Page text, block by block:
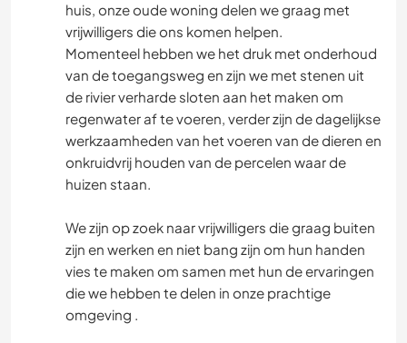
huis, onze oude woning delen we graag met
vrijwilligers die ons komen helpen.
Momenteel hebben we het druk met onderhoud
van de toegangsweg en zijn we met stenen uit
de rivier verharde sloten aan het maken om
regenwater af te voeren, verder zijn de dagelijkse
werkzaamheden van het voeren van de dieren en
onkruidvrij houden van de percelen waar de
huizen staan.
We zijn op zoek naar vrijwilligers die graag buiten
zijn en werken en niet bang zijn om hun handen
vies te maken om samen met hun de ervaringen
die we hebben te delen in onze prachtige
omgeving .